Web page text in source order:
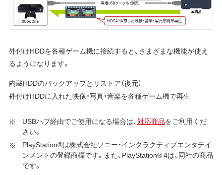
外付けHDDを各種ゲーム機に接続すると、さまざまな機能が使え
るようになります。
内蔵HDDのバックアップとリストア（復元）
外付けHDDに入れた映像・写真・音楽を各種ゲーム機で再生
USBハブ経由でご使用になる場合は、 対応商品をご利用くだ
さい。
PlayStation®は株式会社ソニー・インタラクティブエンタテイ
ンメントの登録商標です。また、PlayStation® 4は、同社の商品
です。